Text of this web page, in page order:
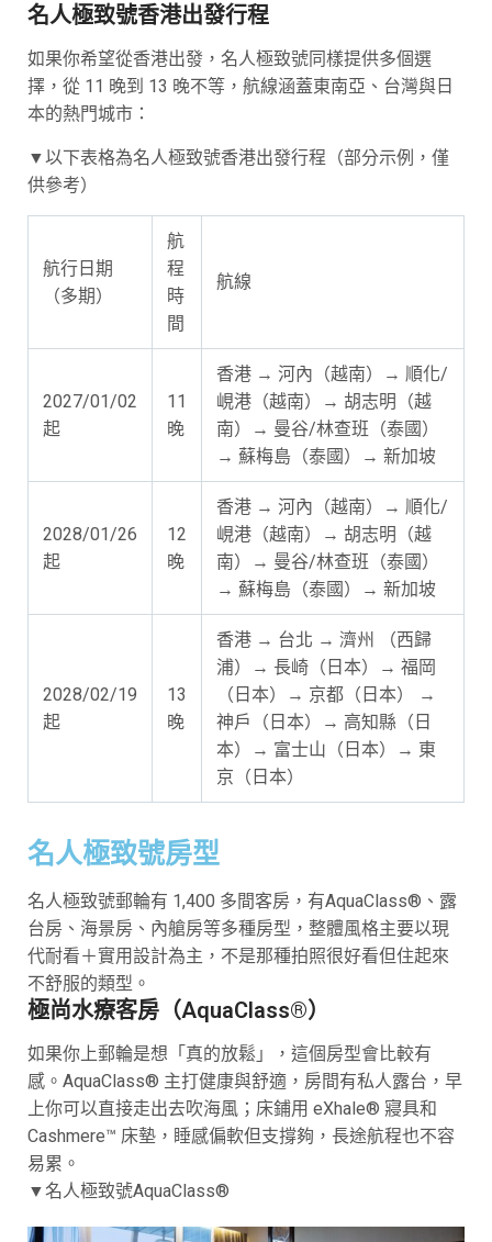
名人極致號香港出發行程
如果你希望從香港出發，名人極致號同樣提供多個選
擇，從 11 晚到 13 晚不等，航線涵蓋東南亞、台灣與日
本的熱門城市：
▼以下表格為名人極致號香港出發行程（部分示例，僅
供參考）
航行日期
（多期）
航
程
時
間
航線
2027/01/02
起
11
晚
香港 → 河內（越南）→ 順化/
峴港（越南）→ 胡志明（越
南）→ 曼谷/林查班（泰國）
→ 蘇梅島（泰國）→ 新加坡
2028/01/26
起
12
晚
香港 → 河內（越南）→ 順化/
峴港（越南）→ 胡志明（越
南）→ 曼谷/林查班（泰國）
→ 蘇梅島（泰國）→ 新加坡
2028/02/19
起
13
晚
香港 → 台北 → 濟州 （西歸
浦）→ 長崎（日本）→ 福岡
（日本）→ 京都（日本） →
神戶（日本）→ 高知縣（日
本）→ 富士山（日本）→ 東
京（日本）
名人極致號房型
名人極致號郵輪有 1,400 多間客房，有AquaClass®、露
台房、海景房、內艙房等多種房型，整體風格主要以現
代耐看＋實用設計為主，不是那種拍照很好看但住起來
不舒服的類型。
極尚水療客房（AquaClass®）
如果你上郵輪是想「真的放鬆」，這個房型會比較有
感。AquaClass® 主打健康與舒適，房間有私人露台，早
上你可以直接走出去吹海風；床鋪用 eXhale® 寢具和
Cashmere™ 床墊，睡感偏軟但支撐夠，長途航程也不容
易累。
▼名人極致號AquaClass®